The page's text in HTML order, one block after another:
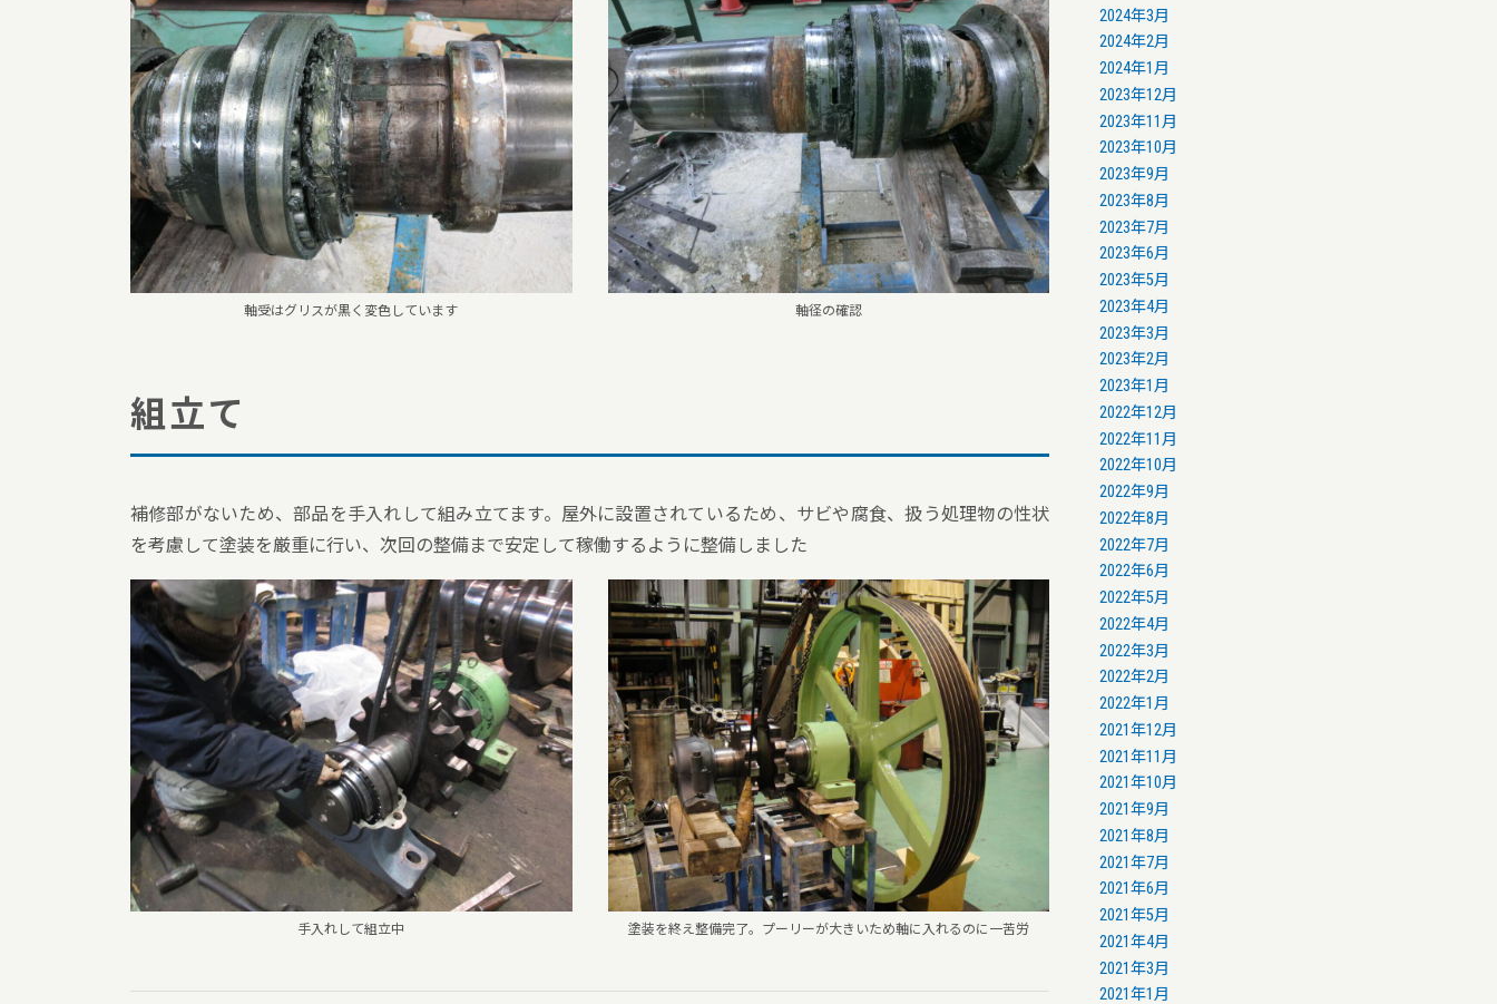
軸受はグリスが黒く変色しています 軸径の確認
組立て
補修部がないため、部品を手入れして組み立てます。屋外に設置されているため、サビや腐食、扱う処理物の性状
を考慮して塗装を厳重に行い、次回の整備まで安定して稼働するように整備しました
手入れして組立中 塗装を終え整備完了。プーリーが大きいため軸に入れるのに一苦労
2024年3月
2024年2月
2024年1月
2023年12月
2023年11月
2023年10月
2023年9月
2023年8月
2023年7月
2023年6月
2023年5月
2023年4月
2023年3月
2023年2月
2023年1月
2022年12月
2022年11月
2022年10月
2022年9月
2022年8月
2022年7月
2022年6月
2022年5月
2022年4月
2022年3月
2022年2月
2022年1月
2021年12月
2021年11月
2021年10月
2021年9月
2021年8月
2021年7月
2021年6月
2021年5月
2021年4月
2021年3月
2021年1月